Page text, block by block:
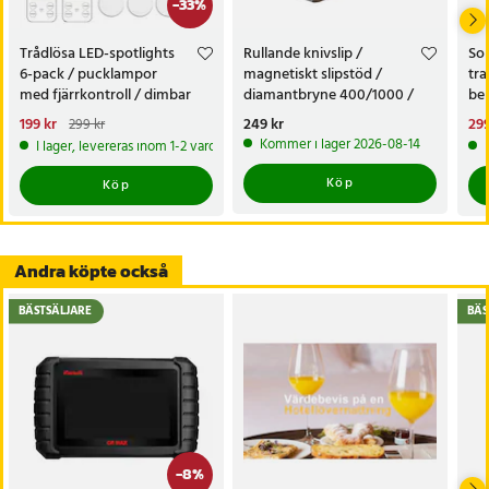
-33%
Trådlösa LED-spotlights
6-pack / pucklampor
med fjärrkontroll / dimbar
skåpbelysning
Nuvarande pris
199 krTidigare pris:299 kr
199 kr 299 kr
I lager, levereras inom 1-2 vardagar
Köp
Rullande knivslip /
magnetiskt slipstöd /
diamantbryne 400/1000 /
knivvässare med fasta vinklar
Pris:249 kr
249 kr
Kommer i lager 2026-08-14
Köp
Andra köpte också
-8%
BÄSTSÄLJARE